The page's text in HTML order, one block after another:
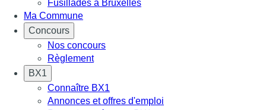
Fusillades à Bruxelles
Ma Commune
Concours
Nos concours
Règlement
BX1
Connaître BX1
Annonces et offres d'emploi